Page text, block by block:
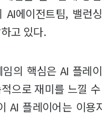
AI에이전트팀, 밸런
고 있다.
의 핵심은 AI 플레
으로 재미를 느낄
AI 플레이어는 이용